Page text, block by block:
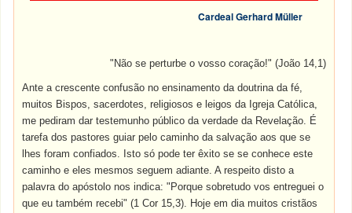
Cardeal Gerhard Müller
"Não se perturbe o vosso coração!" (João 14,1)
Ante a crescente confusão no ensinamento da doutrina da fé,
muitos Bispos, sacerdotes, religiosos e leigos da Igreja Católica,
me pediram dar testemunho público da verdade da Revelação. É
tarefa dos pastores guiar pelo caminho da salvação aos que se
lhes foram confiados. Isto só pode ter êxito se se conhece este
caminho e eles mesmos seguem adiante. A respeito disto a
palavra do apóstolo nos indica: "Porque sobretudo vos entreguei o
que eu também recebi" (1 Cor 15,3). Hoje em dia muitos cristãos